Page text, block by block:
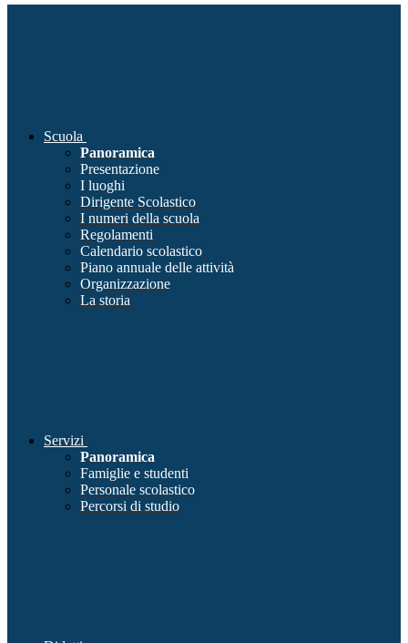
Scuola
Panoramica
Presentazione
I luoghi
Dirigente Scolastico
I numeri della scuola
Regolamenti
Calendario scolastico
Piano annuale delle attività
Organizzazione
La storia
Servizi
Panoramica
Famiglie e studenti
Personale scolastico
Percorsi di studio